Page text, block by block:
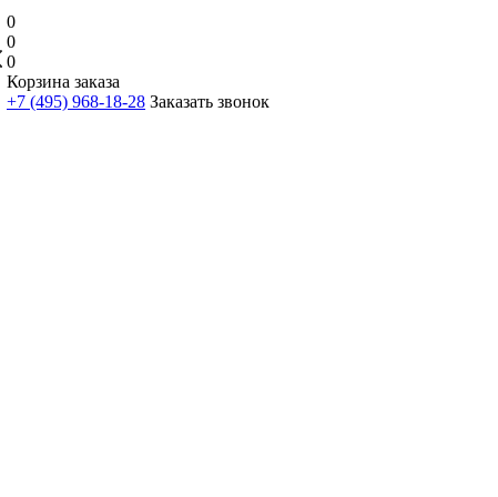
0
0
0
Корзина заказа
+7 (495) 968-18-28 Заказать звонок